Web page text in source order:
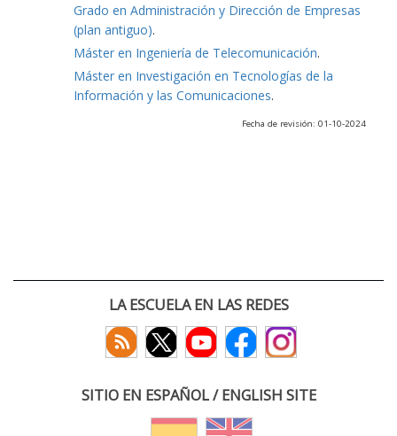
Grado en Administración y Dirección de Empresas
(plan antiguo).
Máster en Ingeniería de Telecomunicación.
Máster en Investigación en Tecnologías de la
Información y las Comunicaciones.
Fecha de revisión: 01-10-2024
LA ESCUELA EN LAS REDES
SITIO EN ESPAÑOL / ENGLISH SITE